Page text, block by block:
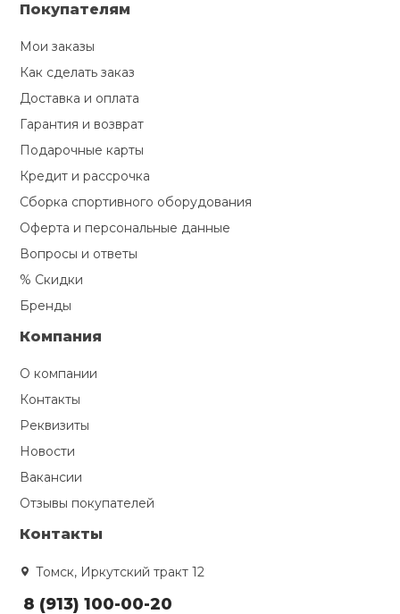
Покупателям
Мои заказы
Как сделать заказ
Доставка и оплата
Гарантия и возврат
Подарочные карты
Кредит и рассрочка
Сборка спортивного оборудования
Оферта и персональные данные
Вопросы и ответы
% Скидки
Бренды
Компания
О компании
Контакты
Реквизиты
Новости
Вакансии
Отзывы покупателей
Контакты
Томск, Иркутский тракт 12
8 (913) 100-00-20